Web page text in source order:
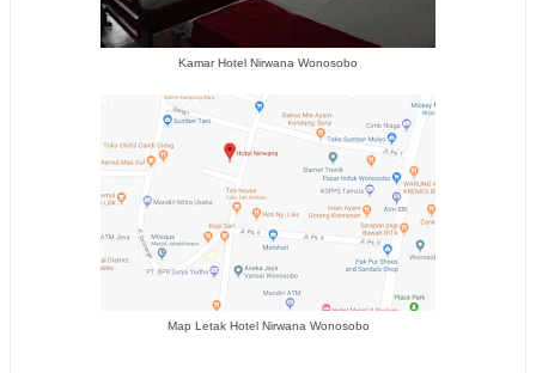
Kamar Hotel Nirwana Wonosobo
Map Letak Hotel Nirwana Wonosobo